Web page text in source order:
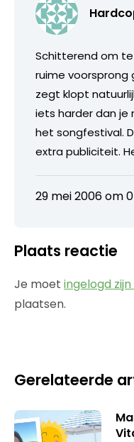
Schitterend om
ruime voorsprong
zegt klopt
iets harder dan je
het songfestival.
extra publiciteit.
29 mei 2006 om
Plaats reactie
Je moet ingelogd
plaatsen.
Gerelateerde